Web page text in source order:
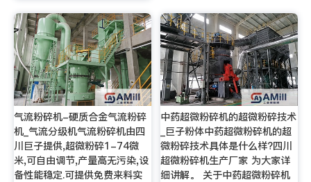
气流粉碎机-硬质合金气流粉碎
机_气流分级机气流粉碎机由四
川巨子提供,超微粉碎1-74微
米,可自由调节,产量高无污染,设
备性能稳定.可提供免费来料实
中药超微粉碎机的超微粉碎技术
_巨子粉体中药超微粉碎机的超
微粉碎技术具体是什么样?四川
超微粉碎机生产厂家 为大家详
细讲解。 关于中药超微粉碎机